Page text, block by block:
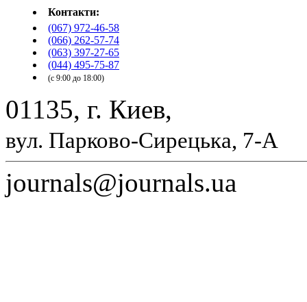
Контакти:
(067) 972-46-58
(066) 262-57-74
(063) 397-27-65
(044) 495-75-87
(с 9:00 до 18:00)
01135, г. Киев,
вул. Парково-Сирецька, 7-А
journals@journals.ua